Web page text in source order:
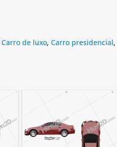
Carro de luxo, Carro presidencial,